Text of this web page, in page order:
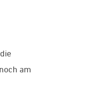
am